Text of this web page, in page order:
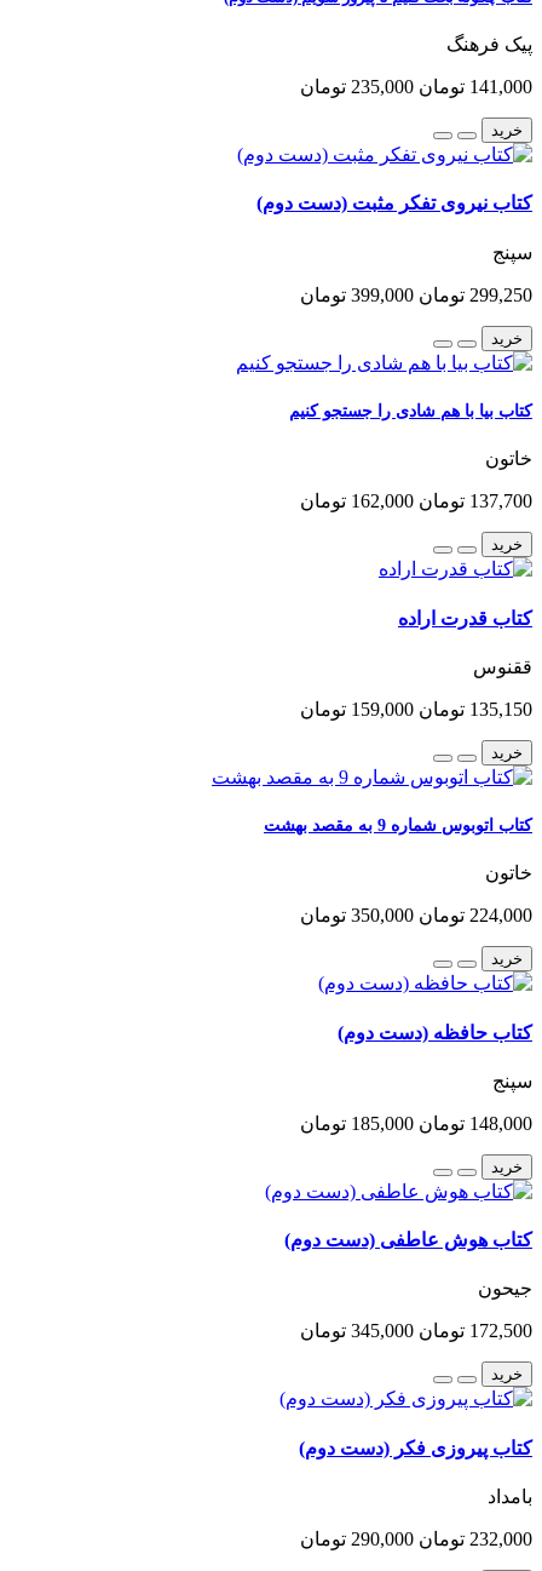
پیک فرهنگ
141,000 تومان 235,000 تومان
خرید
کتاب نیروی تفکر مثبت (دست دوم)
سپنج
299,250 تومان 399,000 تومان
خرید
کتاب بیا با هم شادی را جستجو کنیم
خاتون
137,700 تومان 162,000 تومان
خرید
کتاب قدرت اراده
ققنوس
135,150 تومان 159,000 تومان
خرید
کتاب اتوبوس شماره 9 به مقصد بهشت
خاتون
224,000 تومان 350,000 تومان
خرید
کتاب حافظه (دست دوم)
سپنج
148,000 تومان 185,000 تومان
خرید
کتاب هوش عاطفی (دست دوم)
جیحون
172,500 تومان 345,000 تومان
خرید
کتاب پیروزی فکر (دست دوم)
بامداد
232,000 تومان 290,000 تومان